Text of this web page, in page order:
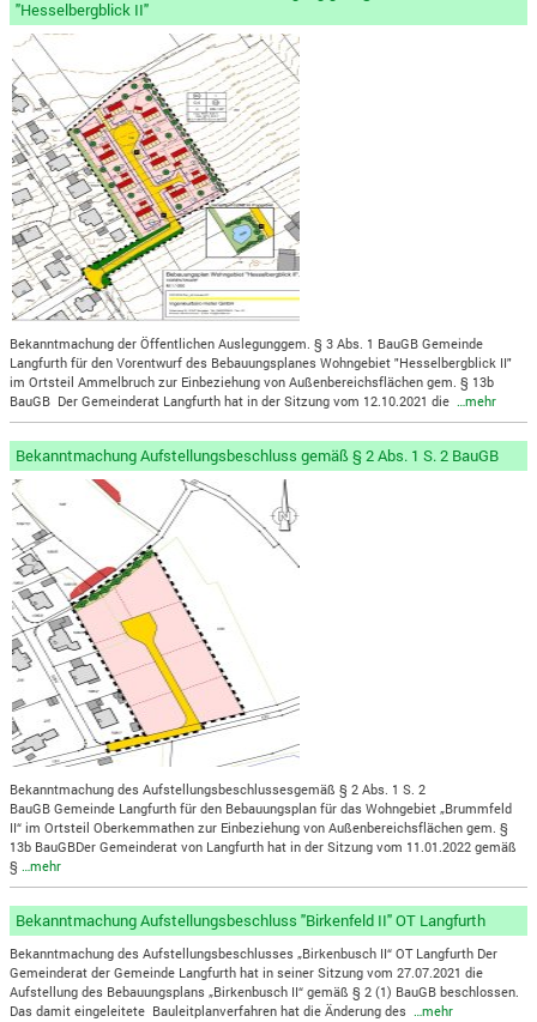
"Hesselbergblick II"
Bekanntmachung der Öffentlichen Auslegunggem. § 3 Abs. 1 BauGB Gemeinde
Langfurth für den Vorentwurf des Bebauungsplanes Wohngebiet "Hesselbergblick II"
im Ortsteil Ammelbruch zur Einbeziehung von Außenbereichsflächen gem. § 13b
BauGB Der Gemeinderat Langfurth hat in der Sitzung vom 12.10.2021 die…mehr
Bekanntmachung Aufstellungsbeschluss gemäß § 2 Abs. 1 S. 2 BauGB
Bekanntmachung des Aufstellungsbeschlussesgemäß § 2 Abs. 1 S. 2
BauGB Gemeinde Langfurth für den Bebauungsplan für das Wohngebiet „Brummfeld
II“ im Ortsteil Oberkemmathen zur Einbeziehung von Außenbereichsflächen gem. §
13b BauGBDer Gemeinderat von Langfurth hat in der Sitzung vom 11.01.2022 gemäß
§…mehr
Bekanntmachung Aufstellungsbeschluss "Birkenfeld II" OT Langfurth
Bekanntmachung des Aufstellungsbeschlusses „Birkenbusch II“ OT Langfurth Der
Gemeinderat der Gemeinde Langfurth hat in seiner Sitzung vom 27.07.2021 die
Aufstellung des Bebauungsplans „Birkenbusch II“ gemäß § 2 (1) BauGB beschlossen.
Das damit eingeleitete Bauleitplanverfahren hat die Änderung des…mehr